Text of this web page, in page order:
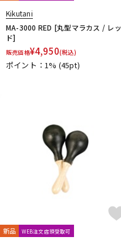
Kikutani
MA-3000 RED [丸型マラカス / レッ
ド]
販売価格¥4,950(税込)
ポイント：1% (45pt)
新品 WEB注文店頭受取可